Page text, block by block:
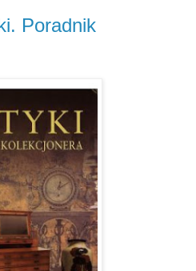
Poradnik